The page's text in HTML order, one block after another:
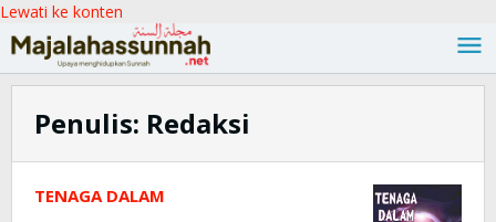
Lewati ke konten
Penulis: Redaksi
TENAGA DALAM